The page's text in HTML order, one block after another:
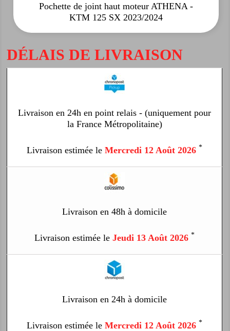
Pochette de joint haut moteur ATHENA -
KTM 125 SX 2023/2024
DÉLAIS DE LIVRAISON
Livraison en 24h en point relais - (uniquement pour
la France Métropolitaine)
Livraison estimée le Mercredi 12 Août 2026 *
Livraison en 48h à domicile
Livraison estimée le Jeudi 13 Août 2026 *
Livraison en 24h à domicile
Livraison estimée le Mercredi 12 Août 2026 *